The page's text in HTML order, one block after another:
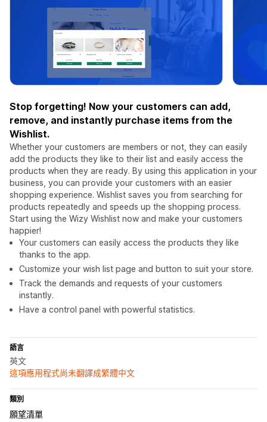
Stop forgetting! Now your customers can add,
remove, and instantly purchase items from the
Wishlist.
Whether your customers are members or not, they can easily
add the products they like to their list and easily access the
products when they are ready. By using this application in your
business, you can provide your customers with an easier
shopping experience. Wishlist saves you from searching for
products repeatedly and speeds up the shopping process.
Start using the Wizy Wishlist now and make your customers
happier!
Your customers can easily access the products they like
thanks to the app.
Customize your wish list page and button to suit your store.
Track the demands and requests of your customers
instantly.
Have a control panel with powerful statistics.
語言
英文
這項應用程式尚未翻譯成繁體中文
類別
願望清單